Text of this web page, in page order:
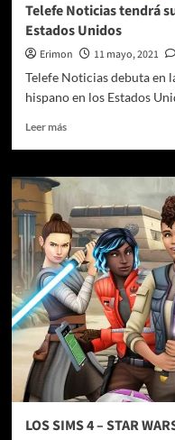
ORCAM
en
España
Telefe Noticias tendrá
Estados Unidos
Erimon 11 mayo, 2021
Telefe Noticias debuta en
hispano en los Estados
Leer másLeer
Telefe
Noticias
tendrá
su
canal
propio
en
vivo
en
Pluto
TV
Estados
Unidos
LOS SIMS 4 – STAR